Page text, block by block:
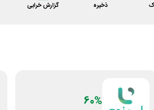
ذخیره گزارش خرابی
60%